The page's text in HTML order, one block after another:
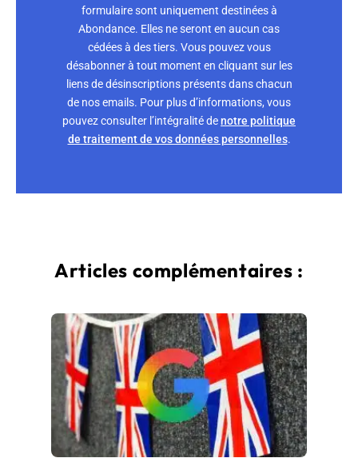
formulaire sont uniquement destinées à
Abondance. Elles ne seront en aucun cas
cédées à des tiers. Vous pouvez vous
désabonner à tout moment en cliquant sur les
liens de désinscriptions présents dans chacun
de nos emails. Pour plus d’informations, vous
pouvez consulter l’intégralité denotre politique
de traitement de vos données personnelles.
Articles complémentaires :